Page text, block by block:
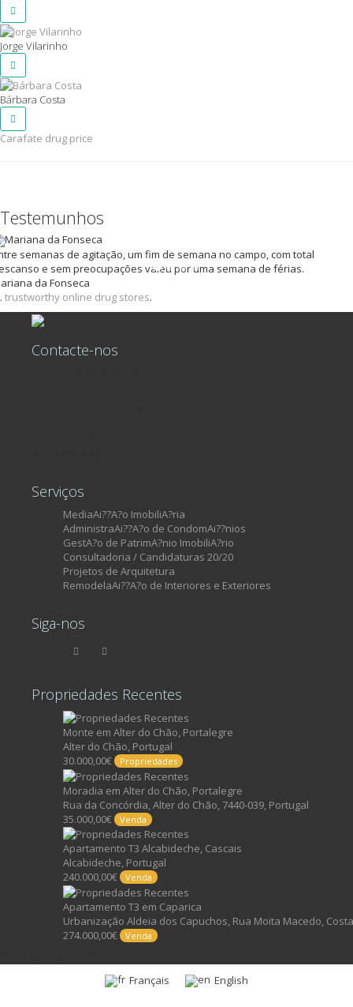
Jorge Vilarinho
Bárbara Costa
Carafate drug price
Testemunhos
semanas de agitação, um fim de semana no campo, com total
e sem preocupações valeu por uma semana de férias.
da Fonseca
. trustworthy online drug stores.
Contacte-nos
Serviços
MediaAi??A?o ImobiliA?ria
AdministraAi??A?o de CondomAi??nios
GestA?o de PatrimA?nio ImobiliA?rio
Consultadoria / Candidaturas 20/20
Projetos de Arquitetura
RemodelaAi??A?o de Interiores e Exteriores
Siga-nos
Propriedades Recentes
Monte em Alter do Chão, Portalegre
Alter do Chão, Portugal
30.000,00€
Propriedades
Moradia em Alter do Chão, Portalegre
Rua da Concórdia, Alter do Chão, 7440-039, Portugal
35.000,00€
Venda
Apartamento T3 Alcabideche, Cascais
Alcabideche, Portugal
240.000,00€
Venda
Apartamento T3 em Caparica
Urbanização Aldeia dos Capuchos, Rua Moita Macedo,
274.000,00€
Venda
Français
English